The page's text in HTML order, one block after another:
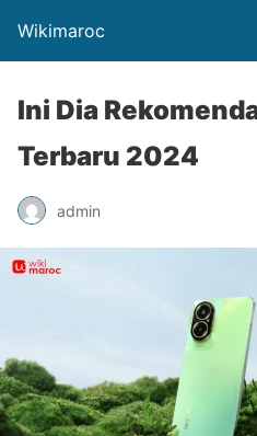
Wikimaroc
Ini Dia
Terbaru 2024
admin